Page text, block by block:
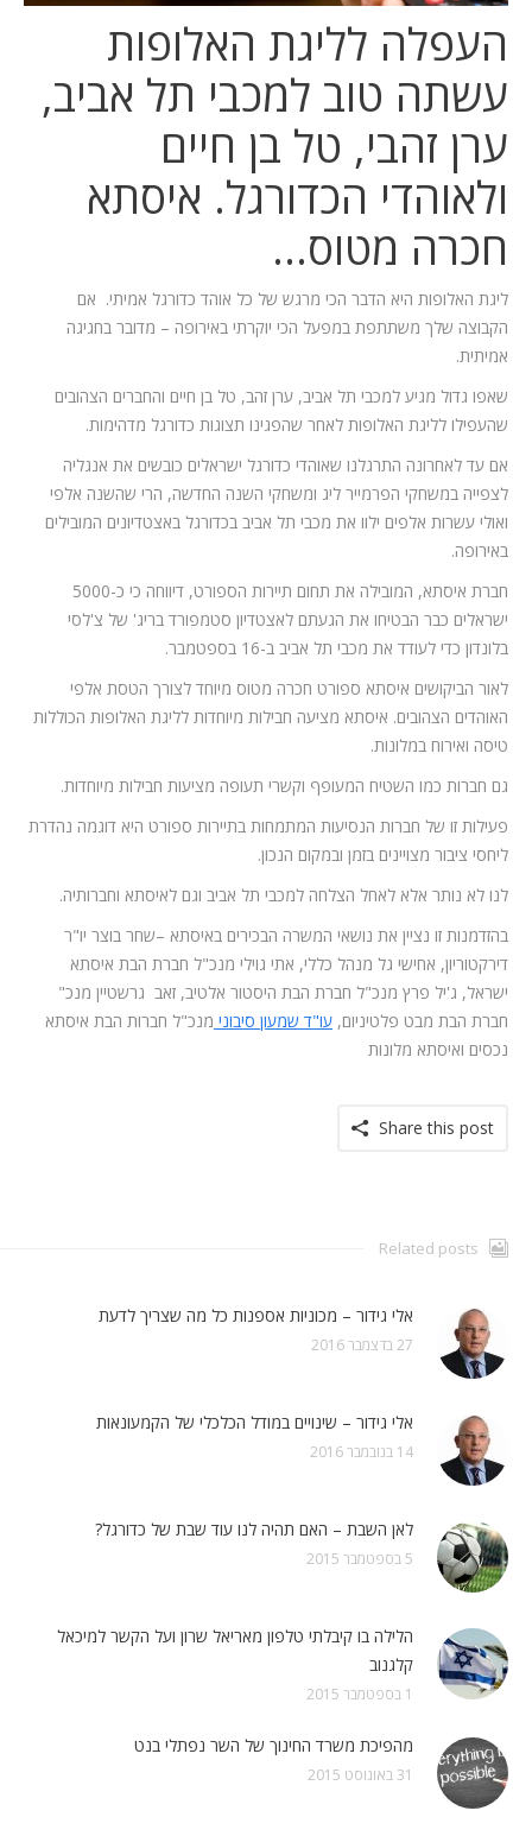
העפלה לליגת האלופות
עשתה טוב למכבי תל אביב,
ערן זהבי, טל בן חיים
ולאוהדי הכדורגל. איסתא
חכרה מטוס…
ליגת האלופות היא הדבר הכי מרגש של כל אוהד כדורגל אמיתי. אם
הקבוצה שלך משתתפת במפעל הכי יוקרתי באירופה – מדובר בחגיגה
אמיתית.
שאפו גדול מגיע למכבי תל אביב, ערן זהב, טל בן חיים והחברים הצהובים
שהעפילו לליגת האלופות לאחר שהפגינו תצוגות כדורגל מדהימות.
אם עד לאחרונה התרגלנו שאוהדי כדורגל ישראלים כובשים את אנגליה
לצפייה במשחקי הפרמייר ליג ומשחקי השנה החדשה, הרי שהשנה אלפי
ואולי עשרות אלפים ילוו את מכבי תל אביב בכדורגל באצטדיונים המובילים
באירופה.
חברת איסתא, המובילה את תחום תיירות הספורט, דיווחה כי כ-5000
ישראלים כבר הבטיחו את הגעתם לאצטדיון סטמפורד בריג' של צ'לסי
בלונדון כדי לעודד את מכבי תל אביב ב-16 בספטמבר.
לאור הביקושים איסתא ספורט חכרה מטוס מיוחד לצורך הטסת אלפי
האוהדים הצהובים. איסתא מציעה חבילות מיוחדות לליגת האלופות הכוללות
טיסה ואירוח במלונות.
גם חברות כמו השטיח המעופף וקשרי תעופה מציעות חבילות מיוחדות.
פעילות זו של חברות הנסיעות המתמחות בתיירות ספורט היא דוגמה נהדרת
ליחסי ציבור מצויינים בזמן ובמקום הנכון.
לנו לא נותר אלא לאחל הצלחה למכבי תל אביב וגם לאיסתא וחברותיה.
בהזדמנות זו נציין את נושאי המשרה הבכירים באיסתא –שחר בוצר יו"ר
דירקטוריון, אחישי גל מנהל כללי, אתי גוילי מנכ"ל חברת הבת איסתא
ישראל, ג'יל פרץ מנכ"ל חברת הבת היסטור אלטיב, זאב גרשטיין מנכ"
חברת הבת מבט פלטיניום, עו"ד שמעון סיבוני מנכ"ל חברות הבת איסתא
נכסים ואיסתא מלונות
Share this post
Related posts
אלי גידור – מכוניות אספנות כל מה שצריך לדעת
27 בדצמבר 2016
אלי גידור – שינויים במודל הכלכלי של הקמעונאות
14 בנובמבר 2016
לאן השבת – האם תהיה לנו עוד שבת של כדורגל?
5 בספטמבר 2015
הלילה בו קיבלתי טלפון מאריאל שרון ועל הקשר למיכאל
קלגנוב
1 בספטמבר 2015
מהפיכת משרד החינוך של השר נפתלי בנט
31 באוגוסט 2015